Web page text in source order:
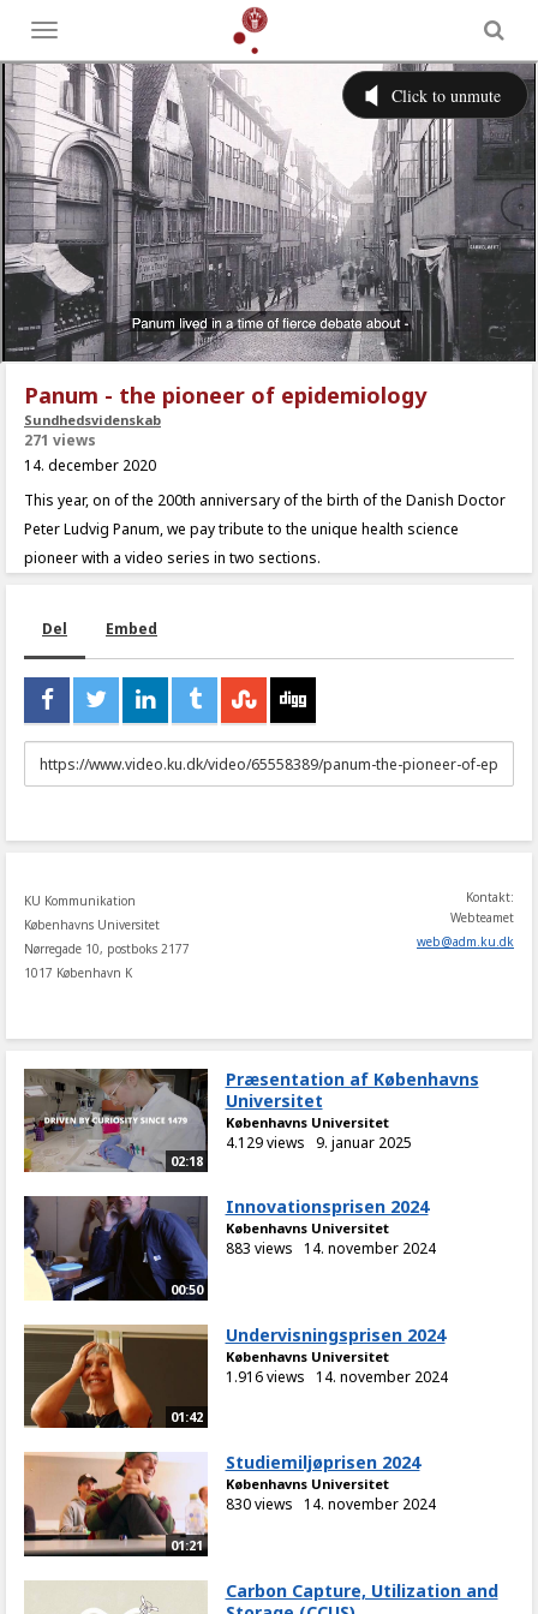
Toggle
menu
Panum - the pioneer of epidemiology
Sundhedsvidenskab
271 views
14. december 2020
This year, on of the 200th anniversary of the birth of the Danish Doctor
Peter Ludvig Panum, we pay tribute to the unique health science
pioneer with a video series in two sections.
Del Embed
URL
to
KU Kommunikation
Københavns Universitet
Nørregade 10, postboks 2177
1017 København K
Kontakt:
Webteamet
web@adm.ku.dk
02:18
Præsentation af Københavns
Universitet
Københavns Universitet
4.129 views 9. januar 2025
00:50
Innovationsprisen 2024
Københavns Universitet
883 views 14. november 2024
01:42
Undervisningsprisen 2024
Københavns Universitet
1.916 views 14. november 2024
01:21
Studiemiljøprisen 2024
Københavns Universitet
830 views 14. november 2024
Carbon Capture, Utilization and